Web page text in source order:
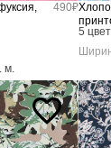
490₽
м.
5